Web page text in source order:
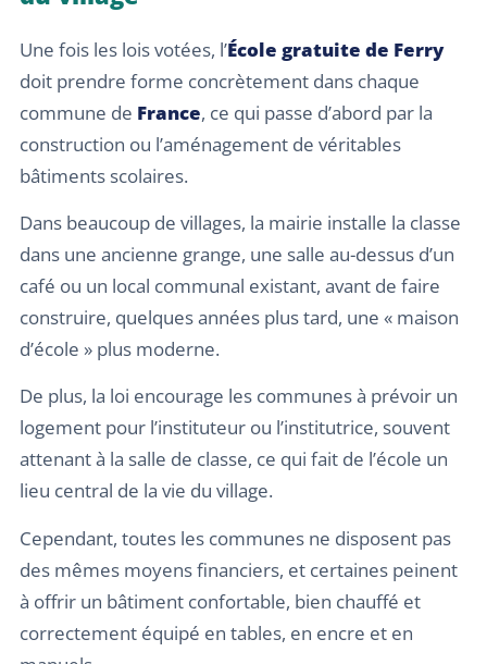
Une fois les lois votées, l’École gratuite de Ferry
doit prendre forme concrètement dans chaque
commune de France, ce qui passe d’abord par la
construction ou l’aménagement de véritables
bâtiments scolaires.
Dans beaucoup de villages, la mairie installe la classe
dans une ancienne grange, une salle au-dessus d’un
café ou un local communal existant, avant de faire
construire, quelques années plus tard, une « maison
d’école » plus moderne.
De plus, la loi encourage les communes à prévoir un
logement pour l’instituteur ou l’institutrice, souvent
attenant à la salle de classe, ce qui fait de l’école un
lieu central de la vie du village.
Cependant, toutes les communes ne disposent pas
des mêmes moyens financiers, et certaines peinent
à offrir un bâtiment confortable, bien chauffé et
correctement équipé en tables, en encre et en